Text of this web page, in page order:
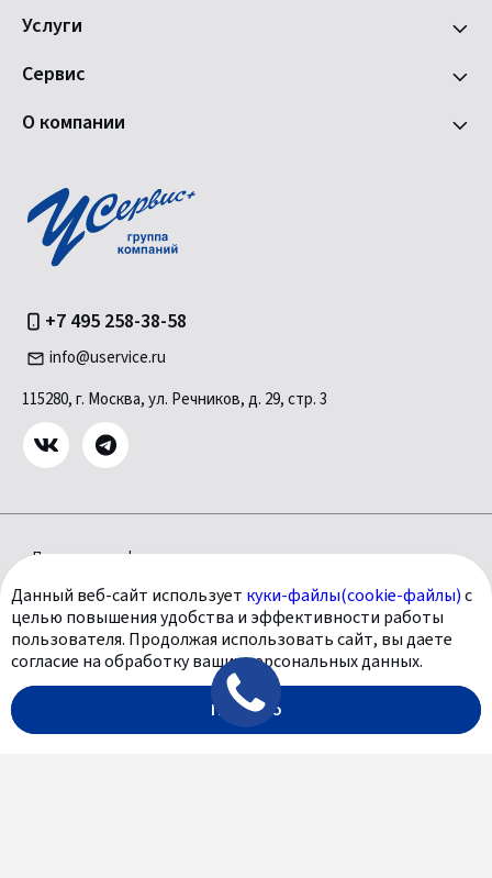
Услуги
Сервис
О компании
+7 495 258-38-58
info@uservice.ru
115280, г. Москва, ул. Речников, д. 29, стр. 3
Политика конфиденциальности
Согласие на обработку персональных данных
Цены носят информационный характер и ни при каких условиях
не являются публичной офертой, определяемой положениями
Статьи 435 ГК РФ. Все содержащиеся на сайте сведения носят
исключительно информационный характер и не является
исчерпывающими.
Данный веб-сайт использует куки-файлы(cookie-файлы)с
целью повышения удобства и эффективности работы
пользователя. Продолжая использовать сайт, вы даете
согласие на обработку ваших персональных данных.
Понятно